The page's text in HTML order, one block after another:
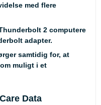
med flere
2 computere
adapter.
samtidig for, at
muligt i et
Data